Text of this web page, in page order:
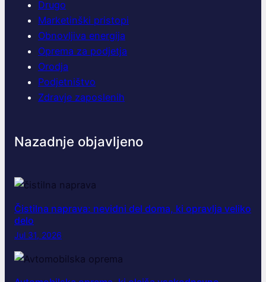
Drugo
Marketinški pristopi
Obnovljiva energija
Oprema za podjetja
Orodja
Podjetništvo
Zdravje zaposlenih
Nazadnje objavljeno
Čistilna naprava: nevidni del doma, ki opravlja veliko
delo
Jul 31, 2026